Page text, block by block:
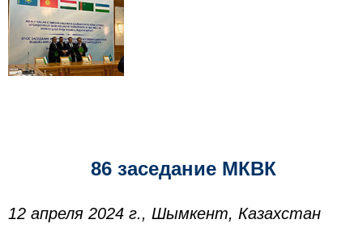
86 заседание МКВК
12 апреля 2024 г., Шымкент, Казахстан